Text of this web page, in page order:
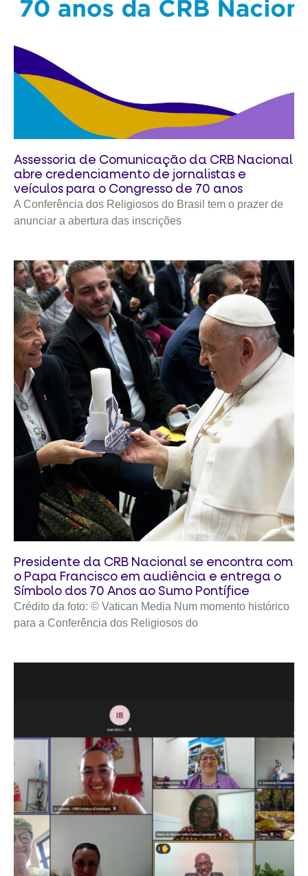
Assessoria de Comunicação da CRB Nacional
abre credenciamento de jornalistas e
veículos para o Congresso de 70 anos
A Conferência dos Religiosos do Brasil tem o prazer de
anunciar a abertura das inscrições
Presidente da CRB Nacional se encontra com
o Papa Francisco em audiência e entrega o
Símbolo dos 70 Anos ao Sumo Pontífice
Crédito da foto: © Vatican Media Num momento histórico
para a Conferência dos Religiosos do